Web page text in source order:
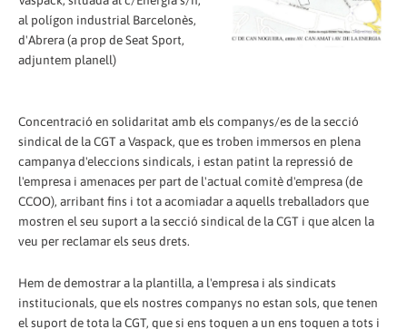
al polígon industrial Barcelonès,
d'Abrera (a prop de Seat Sport,
adjuntem planell)
Concentració en solidaritat amb els companys/es de la secció
sindical de la CGT a Vaspack, que es troben immersos en plena
campanya d'eleccions sindicals, i estan patint la repressió de
l'empresa i amenaces per part de l'actual comitè d'empresa (de
CCOO), arribant fins i tot a acomiadar a aquells treballadors que
mostren el seu suport a la secció sindical de la CGT i que alcen la
veu per reclamar els seus drets.
Hem de demostrar a la plantilla, a l'empresa i als sindicats
institucionals, que els nostres companys no estan sols, que tenen
el suport de tota la CGT, que si ens toquen a un ens toquen a tots i